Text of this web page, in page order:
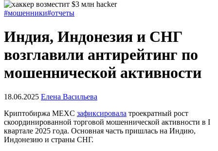
#мошенники#отчеты
Индия, Индонезия и СНГ
возглавили антирейтинг по
мошеннической активности
18.06.2025 Елена Васильева
Криптобиржа MEXC зафиксировала троекратный рост
скоординированной торговой мошеннической активности в I
квартале 2025 года. Основная часть пришлась на Индию,
Индонезию и страны СНГ.